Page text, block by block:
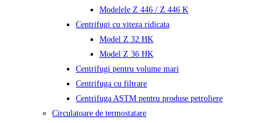
Modelele Z 446 / Z 446 K
Centrifugi cu viteza ridicata
Model Z 32 HK
Model Z 36 HK
Centrifugi pentru volume mari
Centrifuga cu filtrare
Centrifuga ASTM pentru produse petroliere
Circulatoare de termostatare